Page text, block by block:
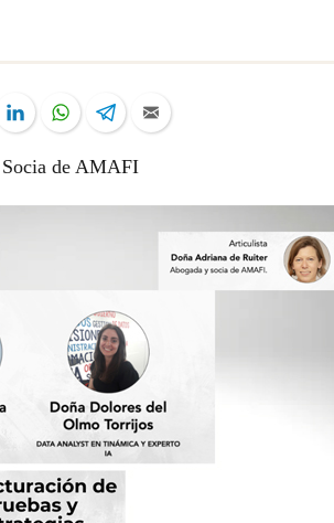
LinkedInWhatsAppTelegramEmail
de AMAFI